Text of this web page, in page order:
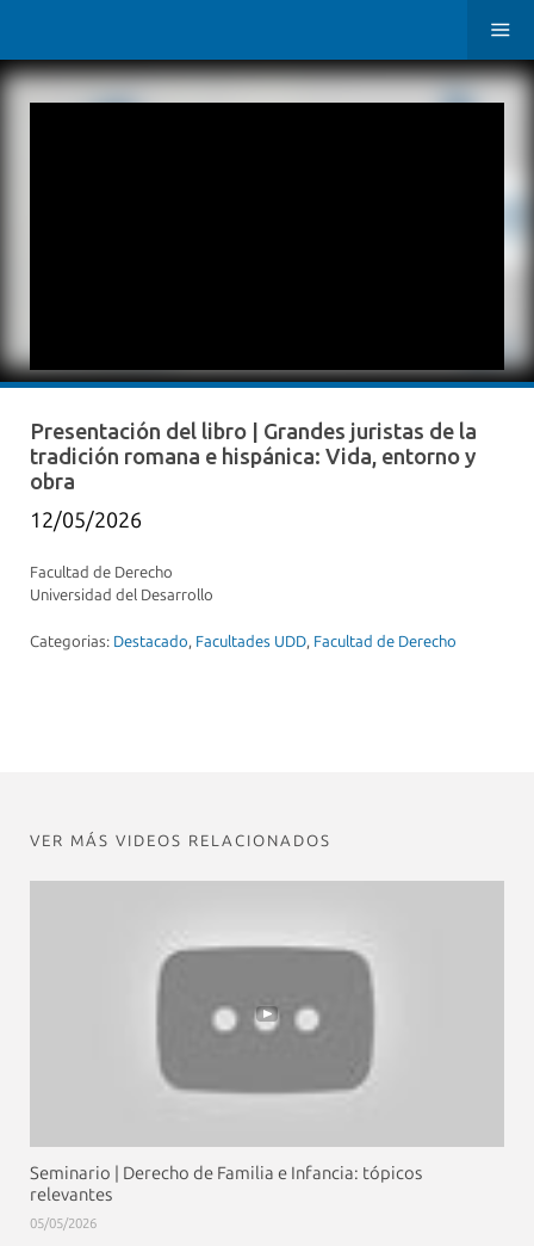
Presentación del libro | Grandes juristas de la
tradición romana e hispánica: Vida, entorno y
obra
12/05/2026
Facultad de Derecho
Universidad del Desarrollo
Categorias: Destacado, Facultades UDD, Facultad de Derecho
VER MÁS VIDEOS RELACIONADOS
Seminario | Derecho de Familia e Infancia: tópicos
relevantes
05/05/2026